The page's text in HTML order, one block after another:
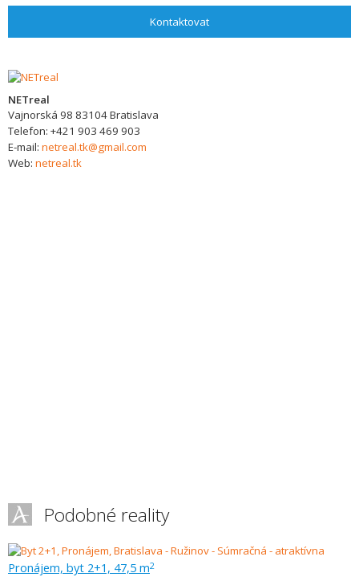
Kontaktovat
NETreal
Vajnorská 98 83104Bratislava
Telefon: +421 903 469 903
E-mail: netreal.tk@gmail.com
Web: netreal.tk
Podobné reality
Pronájem, byt 2+1, 47,5 m2